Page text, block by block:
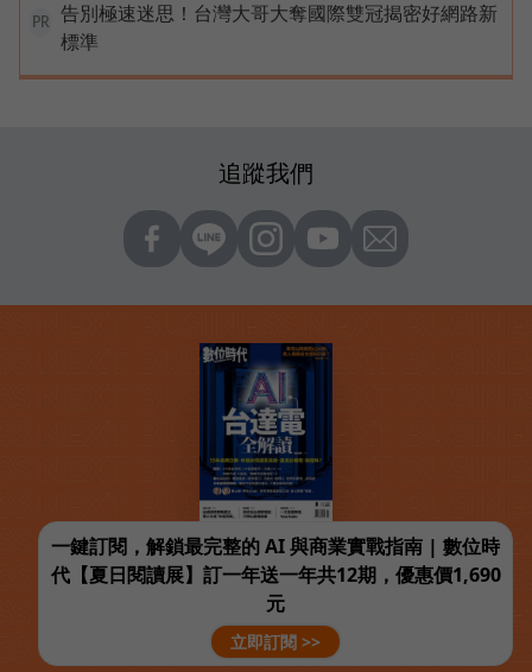
PR
告別極速迷思！台灣大哥大奪國際雙冠揭密好網路新
標準
追蹤我們
一鍵訂閱，解鎖最完整的 AI 與商業實戰指南 | 數位時
代【夏日閱讀展】訂一年送一年共12期，優惠價1,690
元
立即訂閱 >>